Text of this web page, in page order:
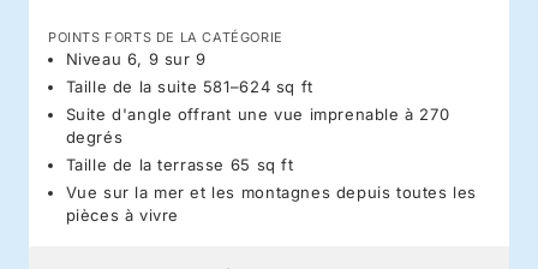
POINTS FORTS DE LA CATÉGORIE
Niveau 6, 9 sur 9
Taille de la suite 581–624 sq ft
Suite d'angle offrant une vue imprenable à 270
degrés
Taille de la terrasse 65 sq ft
Vue sur la mer et les montagnes depuis toutes les
pièces à vivre